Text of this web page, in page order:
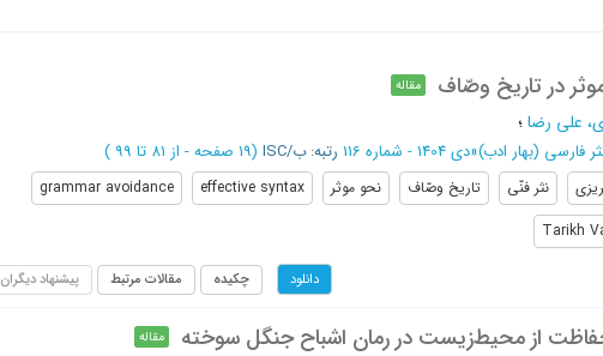
در تاریخ وصّاف مقاله
علی رضا؛
فارسی (بهار ادب)»دی 1404 - شماره 116 رتبه: ب/ISC (‎19 صفحه - از 81 تا 99 )
نثر فنّی تاریخ وصّاف نحو موثر effective syntax
grammar avoidance
Tarikh
دانلود چکیده مقالات مرتبط پیشنهاد دیگران
حفاظت از محیط‌زیست در رمان اشباح جنگل سوخته مقاله